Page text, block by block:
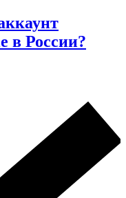
в России?